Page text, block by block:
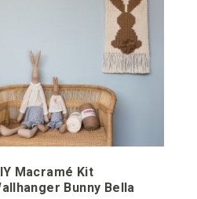
Macramé Kit
Bunny Bella